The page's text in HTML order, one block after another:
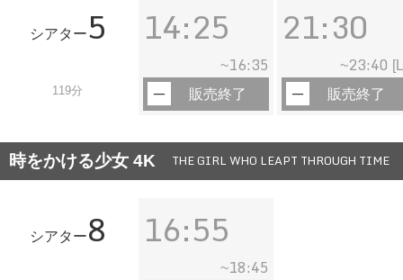
シアター5
119分
14:25
~16:35
販売終了
21:30
~23:40
販売終了
時をかける少女 4K THE GIRL WHO LEAPT THROUGH TIME
シアター8 16:55
~18:45